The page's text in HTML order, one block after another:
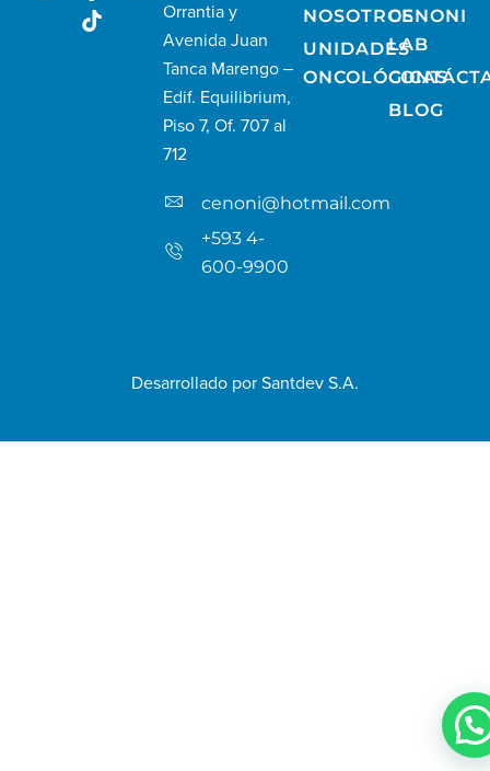
Orrantia y
Avenida Juan
Tanca Marengo –
Edif. Equilibrium,
Piso 7, Of. 707 al
712
cenoni@hotmail.com
+593 4-
600-9900
NOSOTROS
UNIDADES
ONCOLÓGICAS
CENONI
LAB
BLOG
Desarrollado por Santdev S.A.